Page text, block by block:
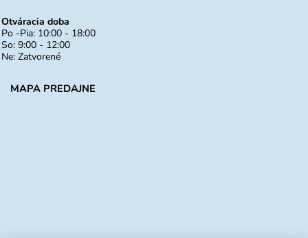
Otváracia doba
Po -Pia: 10:00 - 18:00
So: 9:00 - 12:00
Ne: Zatvorené
MAPA PREDAJNE